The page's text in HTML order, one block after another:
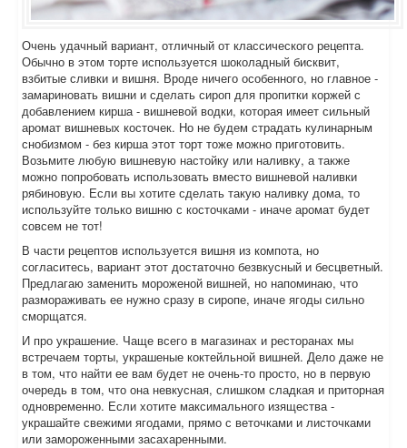
Очень удачный вариант, отличный от классического рецепта.
Обычно в этом торте используется шоколадный бисквит,
взбитые сливки и вишня. Вроде ничего особенного, но главное -
замариновать вишни и сделать сироп для пропитки коржей с
добавлением кирша - вишневой водки, которая имеет сильный
аромат вишневых косточек. Но не будем страдать кулинарным
снобизмом - без кирша этот торт тоже можно приготовить.
Возьмите любую вишневую настойку или наливку, а также
можно попробовать использовать вместо вишневой наливки
рябиновую. Если вы хотите сделать такую наливку дома, то
используйте только вишню с косточками - иначе аромат будет
совсем не тот!
В части рецептов используется вишня из компота, но
согласитесь, вариант этот достаточно безвкусный и бесцветный.
Предлагаю заменить мороженой вишней, но напоминаю, что
размораживать ее нужно сразу в сиропе, иначе ягоды сильно
сморщатся.
И про украшение. Чаще всего в магазинах и ресторанах мы
встречаем торты, украшеные коктейльной вишней. Дело даже не
в том, что найти ее вам будет не очень-то просто, но в первую
очередь в том, что она невкусная, слишком сладкая и приторная
одновременно. Если хотите максимального изящества -
украшайте свежими ягодами, прямо с веточками и листочками
или замороженными засахаренными.